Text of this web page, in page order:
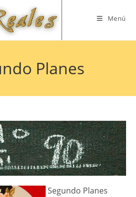
Menú
Planes
Segundo Planes